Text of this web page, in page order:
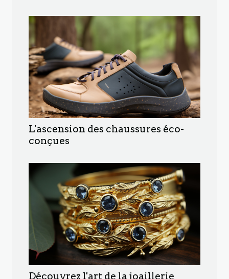
L'ascension des chaussures éco-
conçues
Découvrez l'art de la joaillerie